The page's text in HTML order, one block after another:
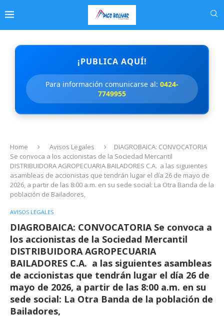
¡PUBLICA AQUÍ!
Para información comunicarse al: 0424-
7749955
Home Avisos Legales
DIAGROBAICA: CONVOCATORIA
Se convoca a los accionistas de la Sociedad Mercantil
DISTRIBUIDORA AGROPECUARIA BAILADORES C.A. a las siguientes
asambleas de accionistas que tendrán lugar el día 26 de mayo de
2026, a partir de las 8:00 a.m. en su sede social: La Otra Banda de la
población de Bailadores,
AVISOS LEGALES
DIAGROBAICA: CONVOCATORIA Se convoca a
los accionistas de la Sociedad Mercantil
DISTRIBUIDORA AGROPECUARIA
BAILADORES C.A. a las siguientes asambleas
de accionistas que tendrán lugar el día 26 de
mayo de 2026, a partir de las 8:00 a.m. en su
sede social: La Otra Banda de la población de
Bailadores,